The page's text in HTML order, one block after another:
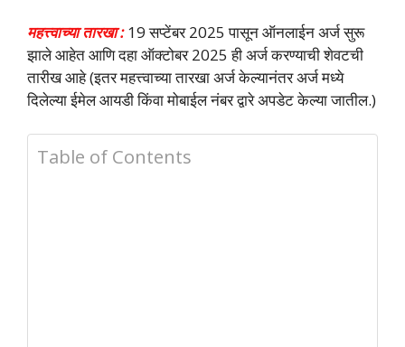
महत्त्वाच्या तारखा :19 सप्टेंबर 2025 पासून ऑनलाईन अर्ज सुरू
झाले आहेत आणि दहा ऑक्टोबर 2025 ही अर्ज करण्याची शेवटची
तारीख आहे (इतर महत्त्वाच्या तारखा अर्ज केल्यानंतर अर्ज मध्ये
दिलेल्या ईमेल आयडी किंवा मोबाईल नंबर द्वारे अपडेट केल्या जातील.)
Table of Contents